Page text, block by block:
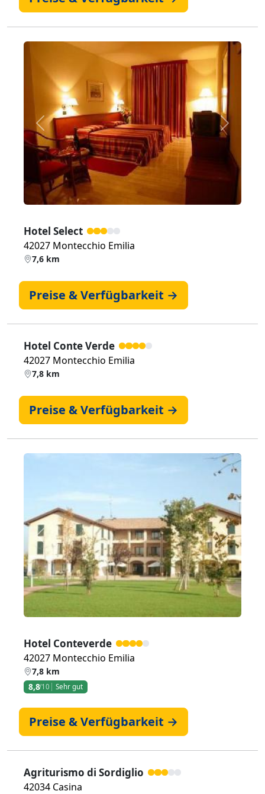
Zurück Weiter
Hotel Select
42027 Montecchio Emilia
7,6 km
Preise & Verfügbarkeit →
Hotel Conte Verde
42027 Montecchio Emilia
7,8 km
Preise & Verfügbarkeit →
Zurück Weiter
Hotel Conteverde
42027 Montecchio Emilia
7,8 km
8,8/10 Sehr gut
Preise & Verfügbarkeit →
Agriturismo di Sordiglio
42034 Casina